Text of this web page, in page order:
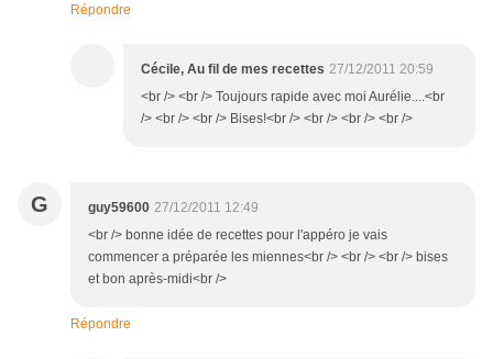
Répondre
Cécile, Au fil de mes recettes 27/12/2011 20:59
<br /> <br /> Toujours rapide avec moi Aurélie....<br
/> <br /> <br /> Bises!<br /> <br /> <br /> <br />
G guy59600 27/12/2011 12:49
<br /> bonne idée de recettes pour l'appéro je vais
commencer a préparée les miennes<br /> <br /> <br /> bises
et bon après-midi<br />
Répondre